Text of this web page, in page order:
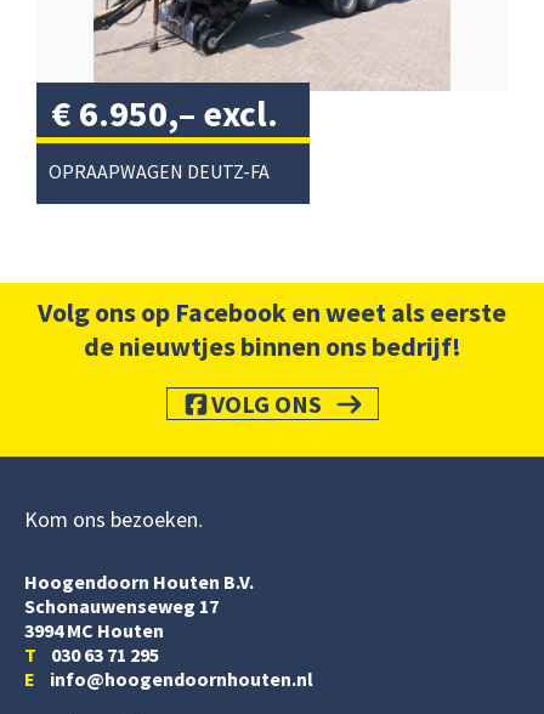
€ 6.950,– excl.
btw/
Volg ons op Facebook en weet als eerste
de nieuwtjes binnen ons bedrijf!
VOLG ONS
Kom ons bezoeken
Hoogendoorn Houten B.V.
Schonauwenseweg 17
3994 MC Houten
T 030 63 71 295
E info@hoogendoornhouten.nl